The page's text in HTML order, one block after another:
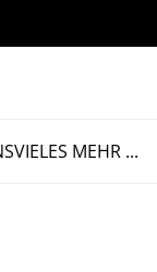
VIELES MEHR ...